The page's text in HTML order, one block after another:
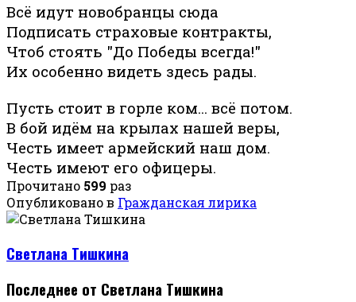
Всё идут новобранцы сюда
Подписать страховые контракты,
Чтоб стоять "До Победы всегда!"
Их особенно видеть здесь рады.
Пусть стоит в горле ком... всё потом.
В бой идём на крылах нашей веры,
Честь имеет армейский наш дом.
Честь имеют его офицеры.
Прочитано 599 раз
Опубликовано в Гражданская лирика
Светлана Тишкина
Последнее от Светлана Тишкина